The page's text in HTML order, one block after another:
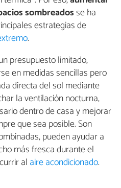
sombreadosse ha
estrategias de
.
presupuesto limitado,
en medidas sencillas pero
directa del sol mediante
la ventilación nocturna,
dentro de casa y mejorar
que sea posible. Son
pueden ayudar a
más fresca durante el
al aire acondicionado.